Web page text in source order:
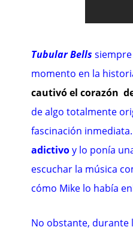
Tubular Bells
momento en la
cautivó el corazón
de algo totalmente
fascinación inmediata.
adictivoy lo ponía
escuchar la música
cómo Mike lo había
No obstante, durante